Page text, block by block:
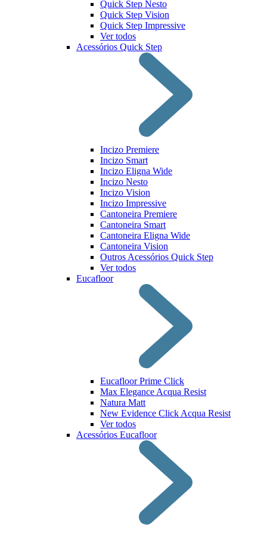
Quick Step Nesto
Quick Step Vision
Quick Step Impressive
Ver todos
Acessórios Quick Step
Incizo Premiere
Incizo Smart
Incizo Eligna Wide
Incizo Nesto
Incizo Vision
Incizo Impressive
Cantoneira Premiere
Cantoneira Smart
Cantoneira Eligna Wide
Cantoneira Vision
Outros Acessórios Quick Step
Ver todos
Eucafloor
Eucafloor Prime Click
Max Elegance Acqua Resist
Natura Matt
New Evidence Click Acqua Resist
Ver todos
Acessórios Eucafloor